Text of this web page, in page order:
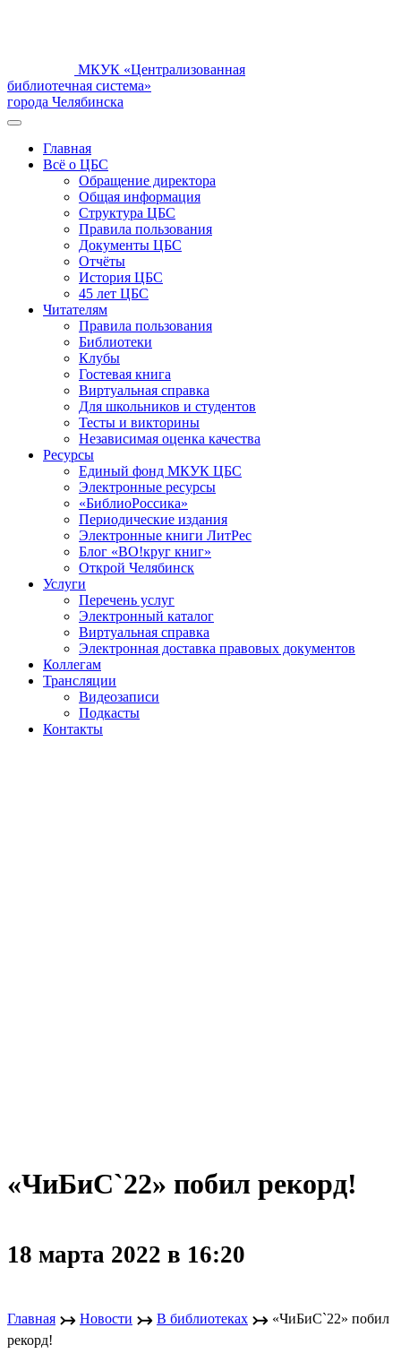
МКУК «Централизованная
библиотечная система»
города Челябинска
Главная
Всё о ЦБС
Обращение директора
Общая информация
Структура ЦБС
Правила пользования
Документы ЦБС
Отчёты
История ЦБС
45 лет ЦБС
Читателям
Правила пользования
Библиотеки
Клубы
Гостевая книга
Виртуальная справка
Для школьников и студентов
Тесты и викторины
Независимая оценка качества
Ресурсы
Единый фонд МКУК ЦБС
Электронные ресурсы
«БиблиоРоссика»
Периодические издания
Электронные книги ЛитРес
Блог «ВО!круг книг»
Открой Челябинск
Услуги
Перечень услуг
Электронный каталог
Виртуальная справка
Электронная доставка правовых документов
Коллегам
Трансляции
Видеозаписи
Подкасты
Контакты
«ЧиБиС`22» побил рекорд!
18 марта 2022 в 16:20
Главная ↣ Новости ↣ В библиотеках ↣ «ЧиБиС`22» побил
рекорд!